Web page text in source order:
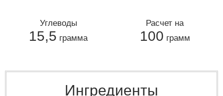
Углеводы
15,5 грамма
Расчет на
100 грамм
Ингредиенты